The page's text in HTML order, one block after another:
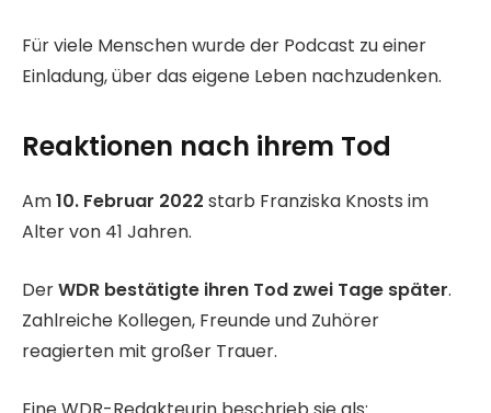
Für viele Menschen wurde der Podcast zu einer
Einladung, über das eigene Leben nachzudenken.
Reaktionen nach ihrem Tod
Am10. Februar 2022 starb Franziska Knosts im
Alter von 41 Jahren.
DerWDR bestätigte ihren Tod zwei Tage später.
Zahlreiche Kollegen, Freunde und Zuhörer
reagierten mit großer Trauer.